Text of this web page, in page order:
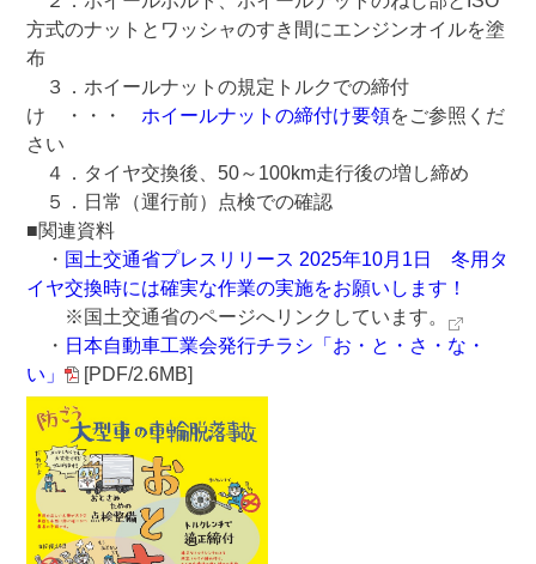
方式のナットとワッシャのすき間にエンジンオイルを塗
布
３．ホイールナットの規定トルクでの締付
け ・・・ ホイールナットの締付け要領をご参照くだ
さい
４．タイヤ交換後、50～100km走行後の増し締め
５．日常（運行前）点検での確認
■関連資料
・ 国土交通省プレスリリース 2025年10月1日 冬用タ
イヤ交換時には確実な作業の実施をお願いします！
※国土交通省のページへリンクしています。
・ 日本自動車工業会発行チラシ「お・と・さ・な・
い」
[PDF/2.6MB]